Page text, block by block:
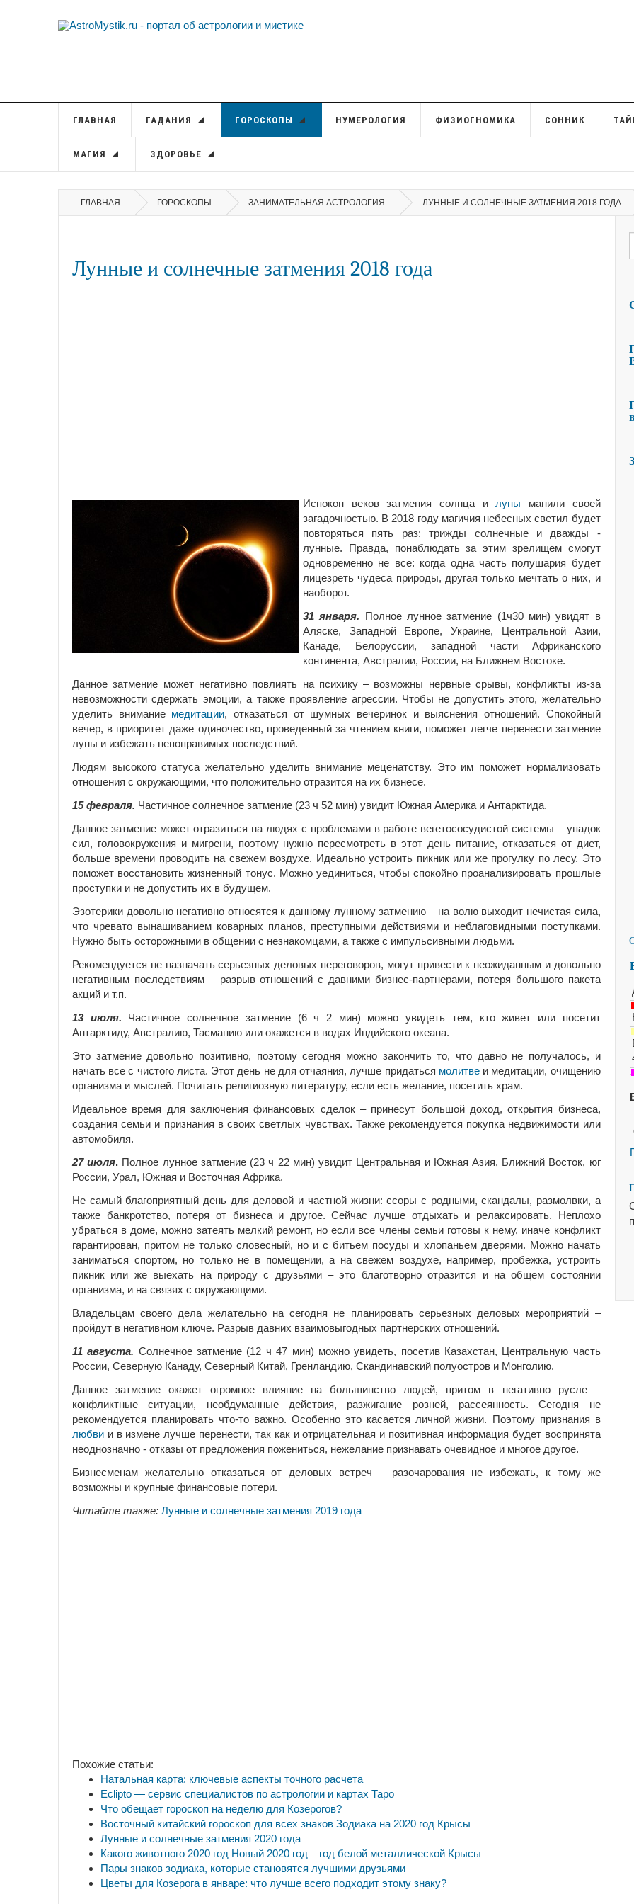
ГЛАВНАЯ ГАДАНИЯ ГОРОСКОПЫ НУМЕРОЛОГИЯ ФИЗИОГНОМИКА СОННИК
МАГИЯ ЗДОРОВЬЕ
ГЛАВНАЯ ГОРОСКОПЫ ЗАНИМАТЕЛЬНАЯ АСТРОЛОГИЯ ЛУННЫЕ И СОЛНЕЧНЫЕ ЗАТМЕНИЯ 2018 ГОДА
Лунные и солнечные затмения 2018 года
Испокон веков затмения солнца и луны манили своей
загадочностью. В 2018 году магичия небесных светил будет
повторяться пять раз: трижды солнечные и дважды -
лунные. Правда, понаблюдать за этим зрелищем смогут
одновременно не все: когда одна часть полушария будет
лицезреть чудеса природы, другая только мечтать о них, и
наоборот.
31 января. Полное лунное затмение (1ч30 мин) увидят в
Аляске, Западной Европе, Украине, Центральной Азии,
Канаде, Белоруссии, западной части Африканского
континента, Австралии, России, на Ближнем Востоке.
Данное затмение может негативно повлиять на психику – возможны нервные срывы, конфликты из-за
невозможности сдержать эмоции, а также проявление агрессии. Чтобы не допустить этого, желательно
уделить внимание медитации, отказаться от шумных вечеринок и выяснения отношений. Спокойный
вечер, в приоритет даже одиночество, проведенный за чтением книги, поможет легче перенести затмение
луны и избежать непоправимых последствий.
Людям высокого статуса желательно уделить внимание меценатству. Это им поможет нормализовать
отношения с окружающими, что положительно отразится на их бизнесе.
15 февраля. Частичное солнечное затмение (23 ч 52 мин) увидит Южная Америка и Антарктида.
Данное затмение может отразиться на людях с проблемами в работе вегетососудистой системы – упадок
сил, головокружения и мигрени, поэтому нужно пересмотреть в этот день питание, отказаться от диет,
больше времени проводить на свежем воздухе. Идеально устроить пикник или же прогулку по лесу. Это
поможет восстановить жизненный тонус. Можно уединиться, чтобы спокойно проанализировать прошлые
проступки и не допустить их в будущем.
Эзотерики довольно негативно относятся к данному лунному затмению – на волю выходит нечистая сила,
что чревато вынашиванием коварных планов, преступными действиями и неблаговидными поступками.
Нужно быть осторожными в общении с незнакомцами, а также с импульсивными людьми.
Рекомендуется не назначать серьезных деловых переговоров, могут привести к неожиданным и довольно
негативным последствиям – разрыв отношений с давними бизнес-партнерами, потеря большого пакета
акций и т.п.
13 июля. Частичное солнечное затмение (6 ч 2 мин) можно увидеть тем, кто живет или посетит
Антарктиду, Австралию, Тасманию или окажется в водах Индийского океана.
Это затмение довольно позитивно, поэтому сегодня можно закончить то, что давно не получалось, и
начать все с чистого листа. Этот день не для отчаяния, лучше придаться молитвеи медитации, очищению
организма и мыслей. Почитать религиозную литературу, если есть желание, посетить храм.
Идеальное время для заключения финансовых сделок – принесут большой доход, открытия бизнеса,
создания семьи и признания в своих светлых чувствах. Также рекомендуется покупка недвижимости или
автомобиля.
27 июля. Полное лунное затмение (23 ч 22 мин) увидит Центральная и Южная Азия, Ближний Восток, юг
России, Урал, Южная и Восточная Африка.
Не самый благоприятный день для деловой и частной жизни: ссоры с родными, скандалы, размолвки, а
также банкротство, потеря от бизнеса и другое. Сейчас лучше отдыхать и релаксировать. Неплохо
убраться в доме, можно затеять мелкий ремонт, но если все члены семьи готовы к нему, иначе конфликт
гарантирован, притом не только словесный, но и с битьем посуды и хлопаньем дверями. Можно начать
заниматься спортом, но только не в помещении, а на свежем воздухе, например, пробежка, устроить
пикник или же выехать на природу с друзьями – это благотворно отразится и на общем состоянии
организма, и на связях с окружающими.
Владельцам своего дела желательно на сегодня не планировать серьезных деловых мероприятий –
пройдут в негативном ключе. Разрыв давних взаимовыгодных партнерских отношений.
11 августа. Солнечное затмение (12 ч 47 мин) можно увидеть, посетив Казахстан, Центральную часть
России, Северную Канаду, Северный Китай, Гренландию, Скандинавский полуостров и Монголию.
Данное затмение окажет огромное влияние на большинство людей, притом в негативно русле –
конфликтные ситуации, необдуманные действия, разжигание розней, рассеянность. Сегодня не
рекомендуется планировать что-то важно. Особенно это касается личной жизни. Поэтому признания в
любви и в измене лучше перенести, так как и отрицательная и позитивная информация будет воспринята
неоднозначно - отказы от предложения пожениться, нежелание признавать очевидное и многое другое.
Бизнесменам желательно отказаться от деловых встреч – разочарования не избежать, к тому же
возможны и крупные финансовые потери.
Читайте также: Лунные и солнечные затмения 2019 года
Похожие статьи:
Натальная карта: ключевые аспекты точного расчета
Eclipto — сервис специалистов по астрологии и картах Таро
Что обещает гороскоп на неделю для Козерогов?
Восточный китайский гороскоп для всех знаков Зодиака на 2020 год Крысы
Лунные и солнечные затмения 2020 года
Какого животного 2020 год Новый 2020 год – год белой металлической Крысы
Пары знаков зодиака, которые становятся лучшими друзьями
Цветы для Козерога в январе: что лучше всего подходит этому знаку?